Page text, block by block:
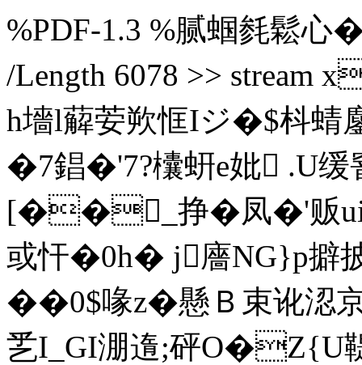
%PDF-1.3 %腻蝈毵鬆心
/Length 6078 >> stream
h墻l薢荌欮恇Iジ�$枓
�7錩�'7?欜蚈e妣 .U
[��_挣�凤�'贩ui
或忓�0h� j廧NG}p擗
��0$喙z�懸Ｂ束讹涊
乯I_GI淜遀;砰O�Z{U